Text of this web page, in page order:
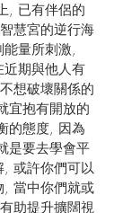
, 已有伴侶的
慧宮的逆行海
能量所刺激,
期與他人有
想破壞關係的
宜抱有開放的
的態度, 因為
是要去學會平
, 或許你們可以
, 當中你們就或
助提升擴闊視